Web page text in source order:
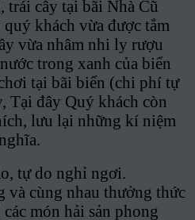
trái cây tại bãi Nhà Cũ
khách vừa được tắm
vừa nhâm nhi ly rượu
trong xanh của biển
tại bãi biển (chi phí tự
Tại đây Quý khách còn
lưu lại những kí niệm
tự do nghỉ ngơi.
và cùng nhau thưởng thức
món hải sản phong